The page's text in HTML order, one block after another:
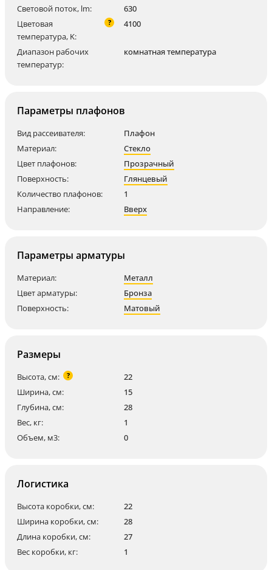
Световой поток, lm:
630
Цветовая
температура, K:
? 4100
Диапазон рабочих
температур:
комнатная температура
Параметры плафонов
Вид рассеивателя:
Плафон
Материал:
Стекло
Цвет плафонов:
Прозрачный
Поверхность:
Глянцевый
Количество плафонов:
1
Направление:
Вверх
Параметры арматуры
Материал:
Металл
Цвет арматуры:
Бронза
Поверхность:
Матовый
Размеры
Высота, см: ?
22
Ширина, см:
15
Глубина, см:
28
Вес, кг:
1
Объем, м3:
0
Логистика
Высота коробки, см:
22
Ширина коробки, см:
28
Длина коробки, см:
27
Вес коробки, кг:
1